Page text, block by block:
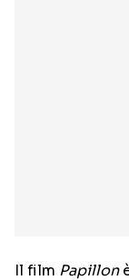
Il film Papillon